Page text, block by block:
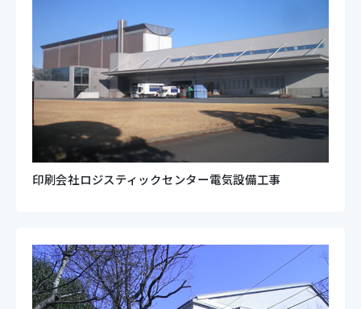
印刷会社ロジスティックセンター電気設備工事